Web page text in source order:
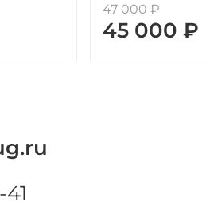
47 000 ₽
45 000 ₽